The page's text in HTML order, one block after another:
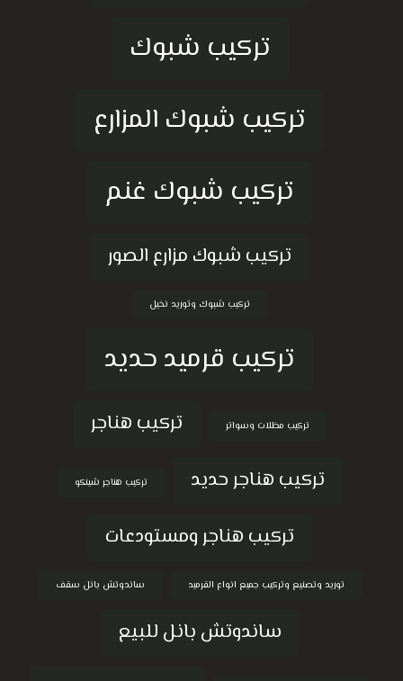
تركيب شبوك
تركيب شبوك المزارع
تركيب شبوك غنم
تركيب شبوك مزارع الصور
تركيب شبوك وتوريد نخيل
تركيب قرميد حديد
تركيب مظلات وسواتر
تركيب هناجر
تركيب هناجر حديد
تركيب هناجر شينكو
تركيب هناجر ومستودعات
توريد وتصنيع وتركيب جميع انواع القرميد ساندوتش بانل سقف
ساندوتش بانل للبيع